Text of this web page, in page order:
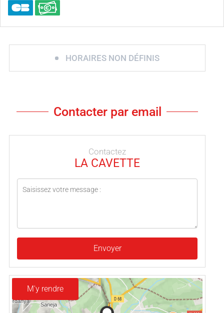
HORAIRES NON DÉFINIS
Contacter par email
Contactez
LA CAVETTE
Envoyer
M'y rendre